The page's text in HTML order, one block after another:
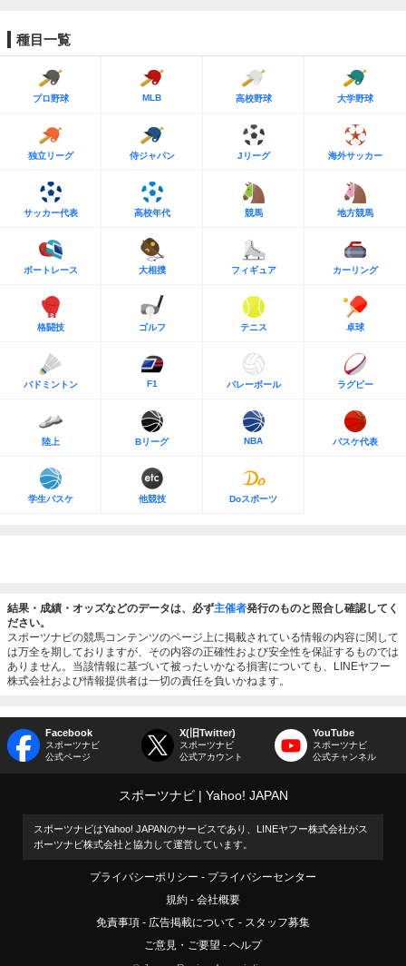
種目一覧
プロ野球 MLB 高校野球 大学野球
独立リーグ 侍ジャパン Jリーグ 海外サッカー
サッカー代表 高校年代 競馬 地方競馬
ボートレース 大相撲 フィギュア カーリング
格闘技 ゴルフ テニス 卓球
バドミントン F1 バレーボール ラグビー
陸上 Bリーグ NBA バスケ代表
学生バスケ 他競技 Doスポーツ
結果・成績・オッズなどのデータは、必ず主催者発行のものと照合し確認してく
ださい。
スポーツナビの競馬コンテンツのページ上に掲載されている情報の内容に関して
は万全を期しておりますが、その内容の正確性および安全性を保証するものでは
ありません。当該情報に基づいて被ったいかなる損害についても、LINEヤフー
株式会社および情報提供者は一切の責任を負いかねます。
Facebook
スポーツナビ
公式ページ
X(旧Twitter)
スポーツナビ
公式アカウント
YouTube
スポーツナビ
公式チャンネル
スポーツナビ Yahoo! JAPAN
スポーツナビはYahoo! JAPANのサービスであり、LINEヤフー株式会社がス
ポーツナビ株式会社と協力して運営しています。
プライバシーポリシー
プライバシーセンター
規約
会社概要
免責事項
広告掲載について
スタッフ募集
ご意見・ご要望
ヘルプ